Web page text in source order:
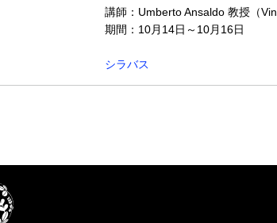
講師：Umberto Ansaldo 教授（
期間：10月14日～10月16日
シラバス